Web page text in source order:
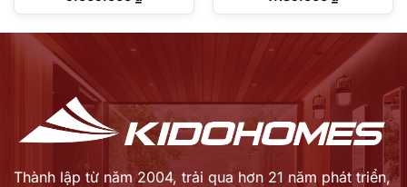
Giá
10.270.000 ₫.
Giá
7.189.000 ₫.
Thành lập từ năm 2004, trải qua hơn 21 năm phát triển,